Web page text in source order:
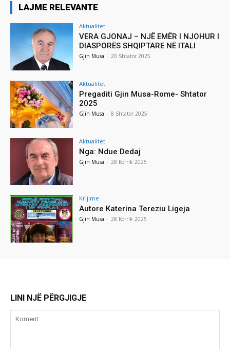
LAJME RELEVANTE
Aktualitet
VERA GJONAJ – NJË EMËR I NJOHUR I
DIASPORËS SHQIPTARE NË ITALI
Gjin Musa - 20 Shtator 2025
Aktualitet
Pregaditi Gjin Musa-Rome- Shtator
2025
Gjin Musa - 8 Shtator 2025
Aktualitet
Nga: Ndue Dedaj
Gjin Musa - 28 Korrik 2025
Krijime
Autore Katerina Tereziu Ligeja
Gjin Musa - 28 Korrik 2025
LINI NJË PËRGJIGJE